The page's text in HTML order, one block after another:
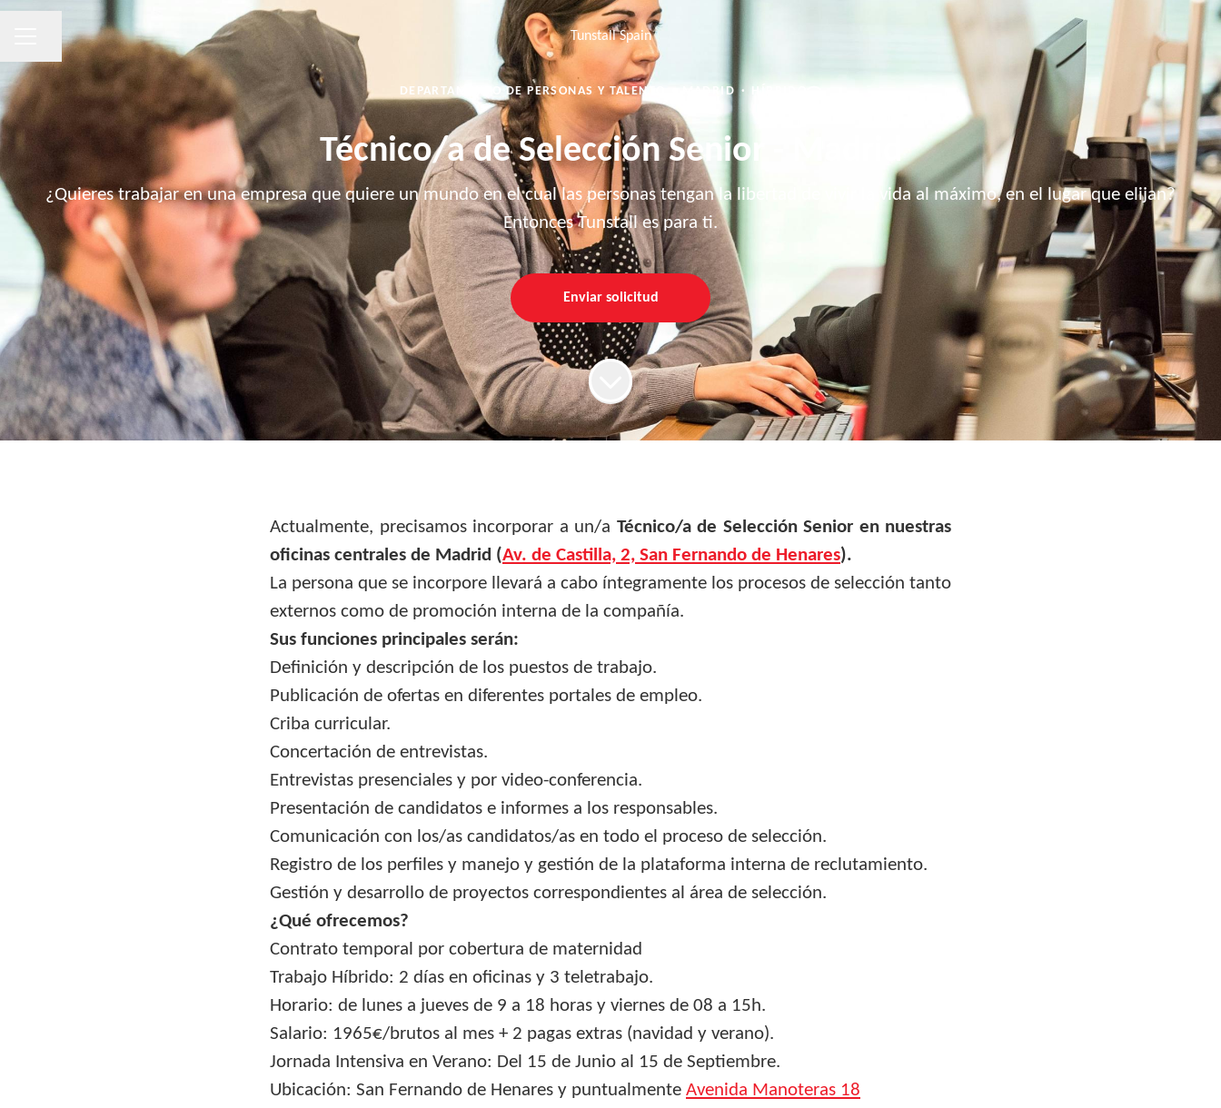
MENÚ DE EMPLEO
Tunstall Spain
Compartir página
DEPARTAMENTO DE PERSONAS Y TALENTO MADRID ·
Técnico/a de Selección Senior - Madrid
¿Quieres trabajar en una empresa que quiere un mundo en el cual las personas tengan la libertad de vivir la vida al máximo, en el lugar que elijan?
Entonces Tunstall es para ti.
Enviar solicitud
Actualmente, precisamos incorporar a un/a Técnico/a de Selección Senior en nuestras
oficinas centrales de Madrid (Av. de Castilla, 2, San Fernando de Henares).
La persona que se incorpore llevará a cabo íntegramente los procesos de selección tanto
externos como de promoción interna de la compañía.
Sus funciones principales serán:
Definición y descripción de los puestos de trabajo.
Publicación de ofertas en diferentes portales de empleo.
Criba curricular.
Concertación de entrevistas.
Entrevistas presenciales y por video-conferencia.
Presentación de candidatos e informes a los responsables.
Comunicación con los/as candidatos/as en todo el proceso de selección.
Registro de los perfiles y manejo y gestión de la plataforma interna de reclutamiento.
Gestión y desarrollo de proyectos correspondientes al área de selección.
¿Qué ofrecemos?
Contrato temporal por cobertura de maternidad
Trabajo Híbrido: 2 días en oficinas y 3 teletrabajo.
Horario: de lunes a jueves de 9 a 18 horas y viernes de 08 a 15h.
Salario: 1965€/brutos al mes + 2 pagas extras (navidad y verano).
Jornada Intensiva en Verano: Del 15 de Junio al 15 de Septiembre.
Ubicación: San Fernando de Henares y puntualmente Avenida Manoteras 18